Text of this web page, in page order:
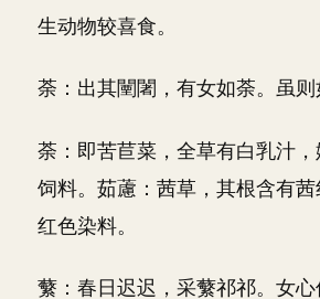
生动物较喜食。
荼：出其闉闍，有女如荼。虽则
荼：即苦苣菜，全草有白乳汁
饲料。茹藘：茜草，其根含有
红色染料。
蘩：春日迟迟，采蘩祁祁。女